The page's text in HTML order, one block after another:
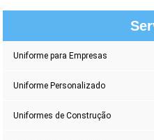
Uniforme para Empresas
Uniforme Personalizado
Uniformes de Construção